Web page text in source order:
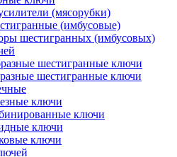
(мясорубки)
(имбусовые)
шестигранных (имбусовых)
шестигранные ключи
шестигранные ключи
ключи
ключи
ключи
ключи